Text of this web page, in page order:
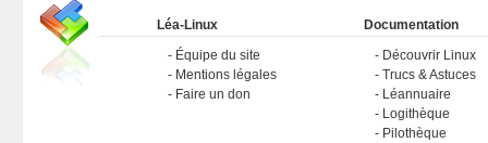
Léa-Linux
Équipe du site
Mentions légales
Faire un don
Documentation
Découvrir Linux
Trucs & Astuces
Léannuaire
Logithèque
Pilothèque